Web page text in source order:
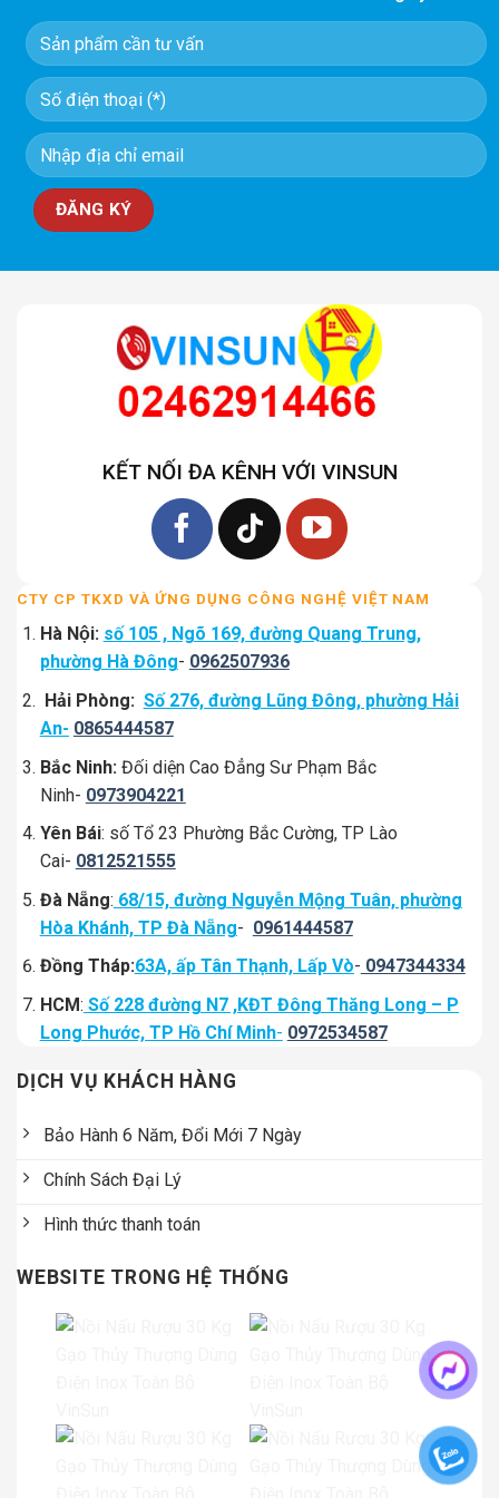
KẾT NỐI ĐA KÊNH VỚI VINSUN
CTY CP TKXD VÀ ỨNG DỤNG CÔNG NGHỆ VIỆT NAM
Hà Nội: số 105 , Ngõ 169, đường Quang Trung,
phường Hà Đông- 0962507936
Hải Phòng: Số 276, đường Lũng Đông, phường Hải
An- 0865444587
Bắc Ninh: Đối diện Cao Đẳng Sư Phạm Bắc
Ninh- 0973904221
Yên Bái: số Tổ 23 Phường Bắc Cường, TP Lào
Cai- 0812521555
Đà Nẵng: 68/15, đường Nguyễn Mộng Tuân, phường
Hòa Khánh, TP Đà Nẵng- 0961444587
Đồng Tháp:63A, ấp Tân Thạnh, Lấp Vò- 0947344334
HCM: Số 228 đường N7 ,KĐT Đông Thăng Long – P
Long Phước, TP Hồ Chí Minh- 0972534587
DỊCH VỤ KHÁCH HÀNG
Bảo Hành 6 Năm, Đổi Mới 7 Ngày
Chính Sách Đại Lý
Hình thức thanh toán
WEBSITE TRONG HỆ THỐNG